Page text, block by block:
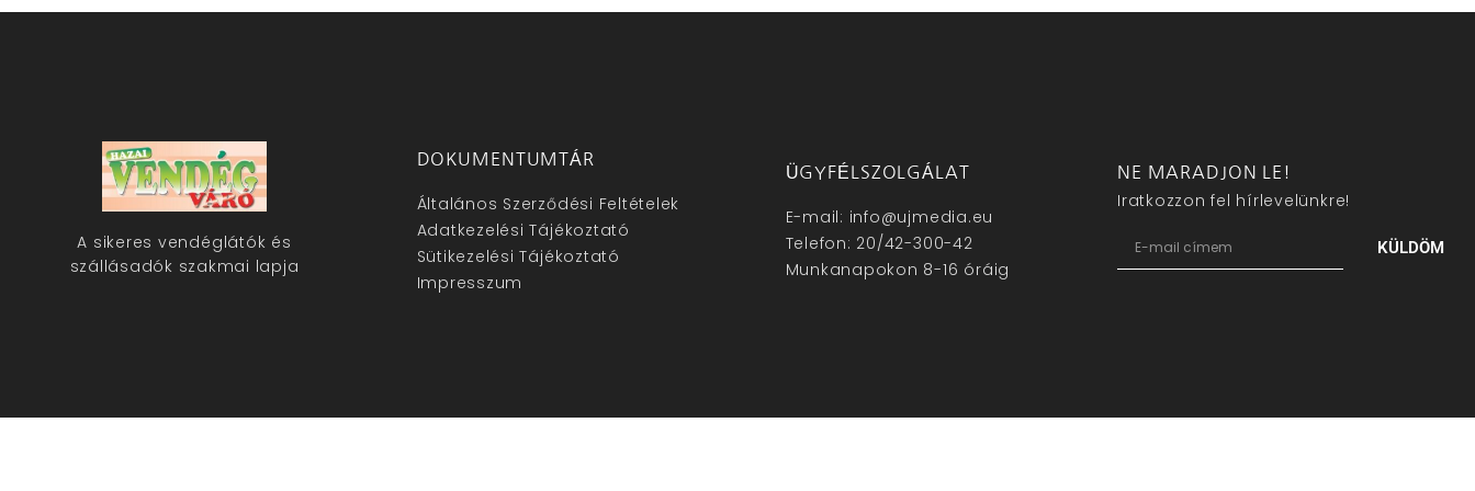
A sikeres vendéglátók és
szállásadók szakmai lapja
DOKUMENTUMTÁR
Általános Szerződési Feltételek
Adatkezelési Tájékoztató
Sütikezelési Tájékoztató
Impresszum
ÜGYFÉLSZOLGÁLAT
E-mail: info@ujmedia.eu
Telefon: 20/42-300-42
Munkanapokon 8-16 óráig
NE MARADJON LE!
Iratkozzon fel hírlevelünkre!
KÜLDÖM